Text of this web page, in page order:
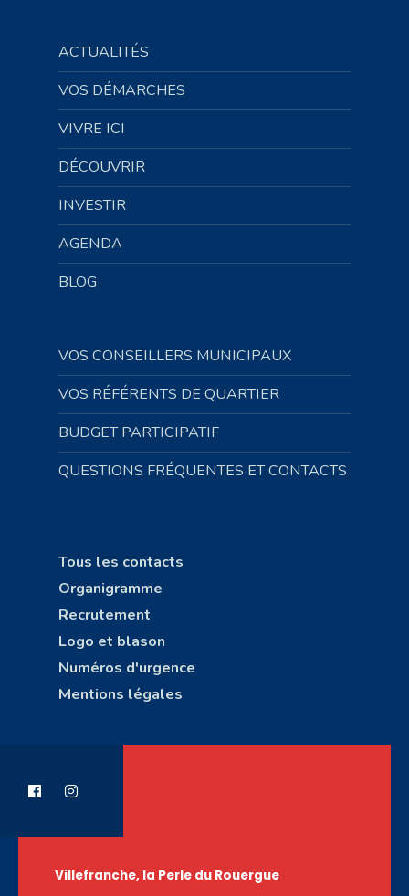
ACTUALITÉS
VOS DÉMARCHES
VIVRE ICI
DÉCOUVRIR
INVESTIR
AGENDA
BLOG
VOS CONSEILLERS MUNICIPAUX
VOS RÉFÉRENTS DE QUARTIER
BUDGET PARTICIPATIF
QUESTIONS FRÉQUENTES ET CONTACTS
Tous les contacts
Organigramme
Recrutement
Logo et blason
Numéros d'urgence
Mentions légales
Villefranche, la Perle du Rouergue